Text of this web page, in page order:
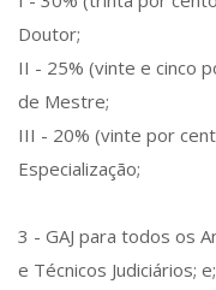
Doutor;
II - 25% (vinte e cinco
de Mestre;
III - 20% (vinte por
Especialização;
3 - GAJ para todos os
e Técnicos Judiciários;